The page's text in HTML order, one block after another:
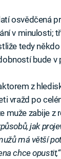
osvědčená
v minulosti;
tedy
bude
z
vražd po
muže zabije
jak
má větší
chce opustit,“